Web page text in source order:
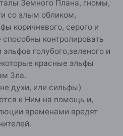
Земного Плана, гномы,
со злым обликом,
коричневого, серого и
контролировать
голубого,зеленого и
красные эльфы
Зла.
духи, или сильфы)
к Ним на помощь и,
временами вредят